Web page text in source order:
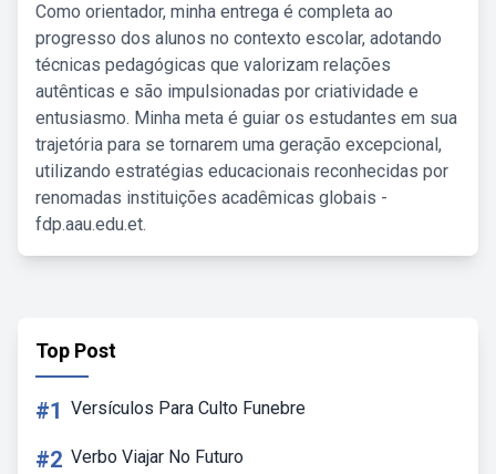
Como orientador, minha entrega é completa ao
progresso dos alunos no contexto escolar, adotando
técnicas pedagógicas que valorizam relações
autênticas e são impulsionadas por criatividade e
entusiasmo. Minha meta é guiar os estudantes em sua
trajetória para se tornarem uma geração excepcional,
utilizando estratégias educacionais reconhecidas por
renomadas instituições acadêmicas globais -
fdp.aau.edu.et.
Top Post
#1 Versículos Para Culto Funebre
#2 Verbo Viajar No Futuro